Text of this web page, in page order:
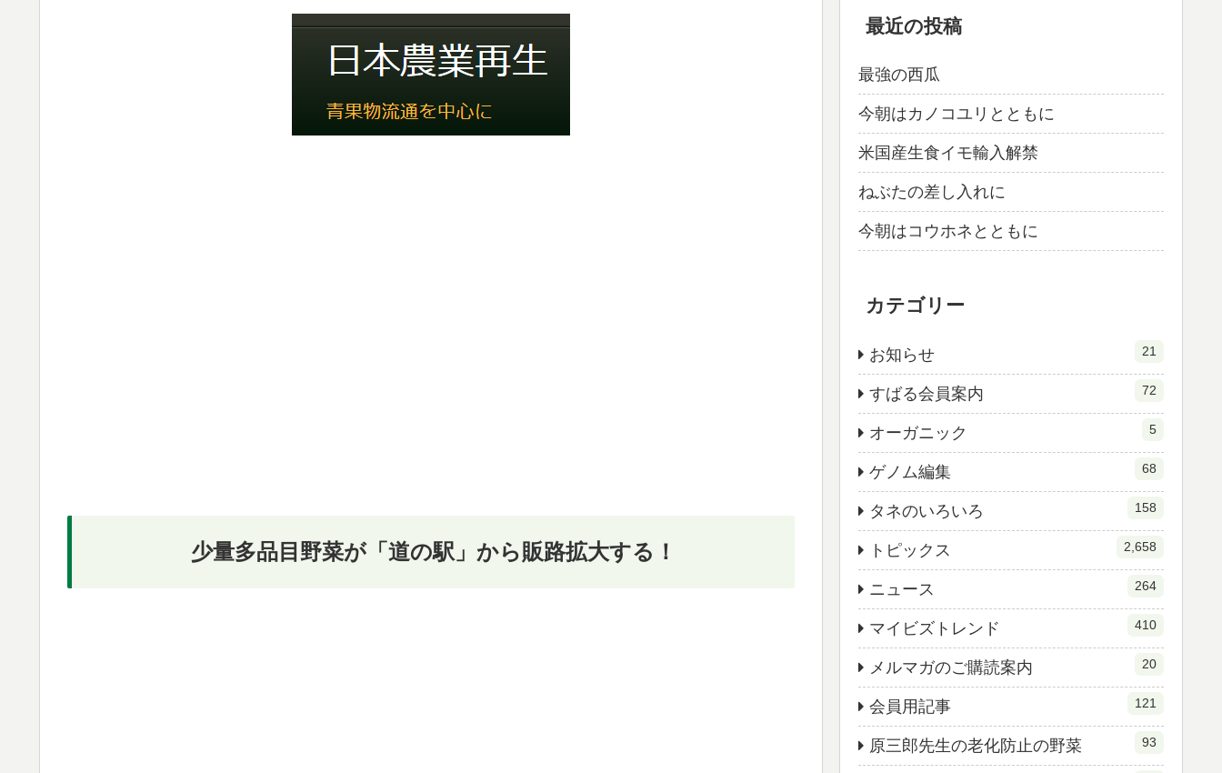
少量多品目野菜が「道の駅」から販路拡大する！
最近の投稿
最強の西瓜
今朝はカノコユリとともに
米国産生食イモ輸入解禁
ねぶたの差し入れに
今朝はコウホネとともに
カテゴリー
お知らせ 21
すばる会員案内 72
オーガニック 5
ゲノム編集 68
タネのいろいろ 158
トピックス 2,658
ニュース 264
マイビズトレンド 410
メルマガのご購読案内 20
会員用記事 121
原三郎先生の老化防止の野菜 93